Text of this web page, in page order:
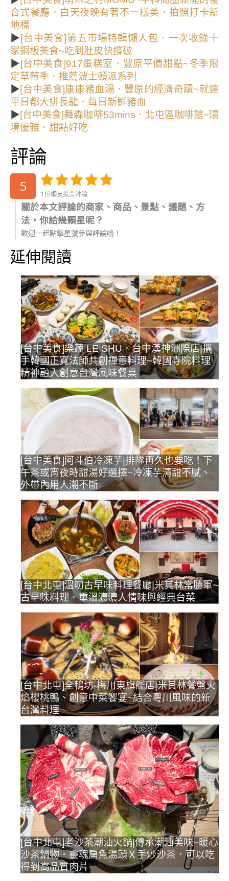
合式餐廳．白天夜晚有著不一樣美．拍照打卡新
地標
▶ [台中美食]第五市場特輯懶人包．一次收錄十
家銅板美食~吃到肚皮快撐破
▶ [台中美食]917蛋糕室．豐原平價甜點~冬季限
定草莓季．推薦波士頓派系列
▶[台中美食]康康豬血湯．豐原的經濟奇蹟~就連
平日都大排長龍．每日新鮮豬血
▶[台中美食]舞森咖啡53mins．北屯區咖啡館~環
境優雅．甜點好吃
評論
5 1位網友投票評論
關於本文評論的商家、商品、景點、議題、方
法，你給幾顆星呢？
歡迎一起點擊星號參與評論唷！
延伸閱讀
[台中美食]樂蔬 LE SHU．台中漢神洲際店|攜
手韓國正寬法師共創禪意料理~韓國寺院料理
精神融入創意台灣風味餐桌
[台中美食]阿斗伯冷凍芋|排隊再久也要吃！下
午茶或宵夜時甜湯好選擇~冷凍芋清甜不膩、
外帶內用人潮不斷
[台中北屯]溫叨古早味料理餐廳|米其林常勝軍~
古早味料理．重溫濃濃人情味與經典台菜
[台中北屯]全鴨坊-梅川東旗艦店|米其林餐盤火
焰櫻桃鴨、創意中菜饗宴~結合粵川風味的新
台灣料理
[台中北屯]老沙茶潮汕火鍋|傳承潮汕美味~暖心
沙茶鍋物．靈魂扁魚湯頭Ｘ手炒沙茶．可以吃
得到高品質肉片